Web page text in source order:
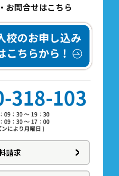
お問合せはこちら
請求